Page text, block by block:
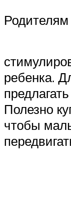
Родителям
ребенка.
Полезно
чтобы